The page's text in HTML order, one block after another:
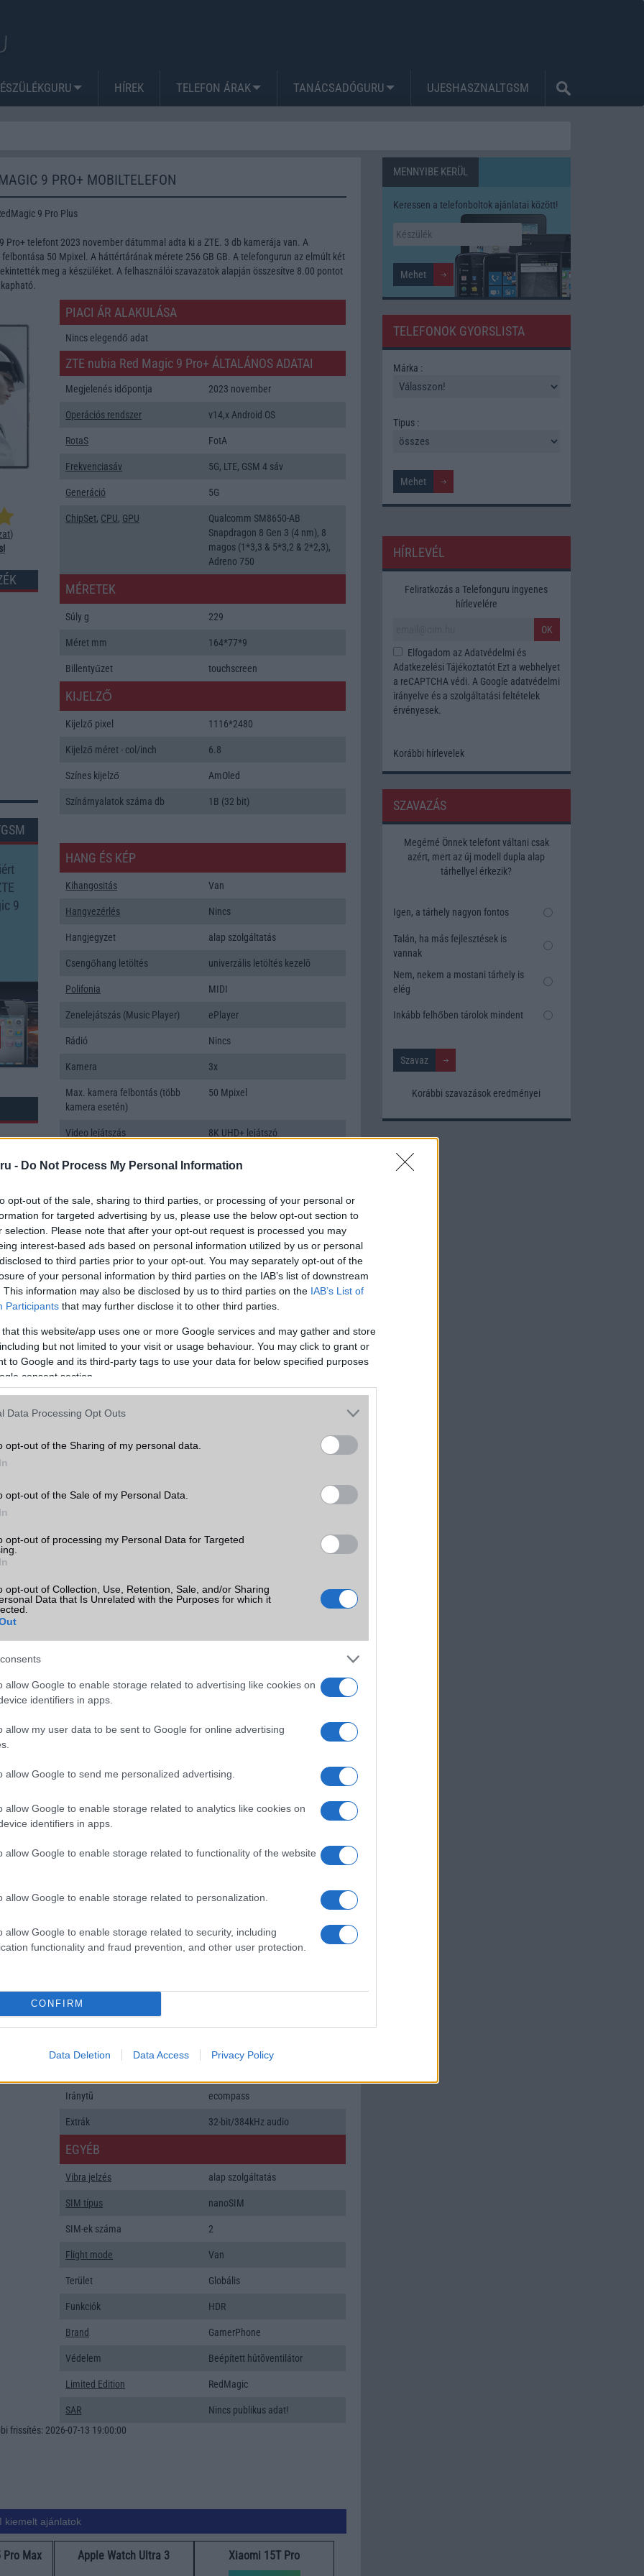
- Do Not Process My Personal Information
opt-out of the sale, sharing to third parties, or processing of your personal or
for targeted advertising by us, please use the below opt-out section to
selection. Please note that after your opt-out request is processed you may
interest-based ads based on personal information utilized by us or personal
to third parties prior to your opt-out. You may separately opt-out of the
of your personal information by third parties on the IAB’s list of downstream
This information may also be disclosed by us to third parties on the IAB’s List of
Participants that may further disclose it to other third parties.
that this website/app uses one or more Google services and may gather and store
but not limited to your visit or usage behaviour. You may click to grant or
to Google and its third-party tags to use your data for below specified purposes
consent section.
Data Processing Opt Outs
opt-out of the Sharing of my personal data.
opt-out of the Sale of my Personal Data.
opt-out of processing my Personal Data for Targeted
opt-out of Collection, Use, Retention, Sale, and/or Sharing
Data that Is Unrelated with the Purposes for which it
allow Google to enable storage related to advertising like cookies on
identifiers in apps.
allow my user data to be sent to Google for online advertising
allow Google to send me personalized advertising.
allow Google to enable storage related to analytics like cookies on
identifiers in apps.
allow Google to enable storage related to functionality of the website
allow Google to enable storage related to personalization.
allow Google to enable storage related to security, including
functionality and fraud prevention, and other user protection.
CONFIRM
Data Deletion Data Access Privacy Policy
HÍREK TELEFON ÁRAK TANÁCSADÓGURU UJESHASZNALTGSM
9 PRO+ MOBILTELEFON
9 Pro Plus
Pro+ telefont 2023 november dátummal adta ki a ZTE. 3 db kamerája van. A
50 Mpixel. A háttértárának mérete 256 GB GB. A telefongurun az elmúlt két
meg a készüléket. A felhasználói szavazatok alapján összesítve 8.00 pontot
)
9
6
árak
PIACI ÁR ALAKULÁSA
Nincs elegendő adat
ZTE nubia Red Magic 9 Pro+ ÁLTALÁNOS ADATAI
Megjelenés időpontja 2023 november
Operációs rendszer v14,x Android OS
RotaS FotA
Frekvenciasáv 5G, LTE, GSM 4 sáv
Generáció 5G
ChipSet, CPU, GPU
Qualcomm SM8650-AB
Snapdragon 8 Gen 3 (4 nm), 8
magos (1*3,3 & 5*3,2 & 2*2,3),
Adreno 750
MÉRETEK
Súly g 229
Méret mm 164*77*9
Billentyűzet touchscreen
KIJELZŐ
Kijelző pixel 1116*2480
Kijelző méret - col/inch 6.8
Színes kijelző AmOled
Színárnyalatok száma db 1B (32 bit)
HANG ÉS KÉP
Kihangositás Van
Hangvezérlés Nincs
Hangjegyzet alap szolgáltatás
Csengőhang letöltés univerzális letöltés kezelõ
Polifonia MIDI
Zenelejátszás (Music Player) ePlayer
Rádió Nincs
Kamera 3x
Max. kamera felbontás (több
kamera esetén)
50 Mpixel
Video lejátszás 8K UHD+ lejátszó
MEMÓRIA ÉS TÁRHELY
Min. memória 16 GB
Min. háttértár 256 GB
Memória bővíthetőség Nincs
ADATCSERE
EDGE Van
WAP
EMS/E-mail push eMail
Infraport
B/T extra
Wi-Fi HotSpot alap szolgáltatás
TV/USB kapcsolat OtG (On-the-Go USB)
BDS (Kína), Galileo (EU)
AKKUMULÁTOR
Típus Li-Polimer
Készenléti idő h /
Nincs
SNS integráció alap szolgáltatás
Organizer
Iránytũ ecompass
Extrák 32-bit/384kHz audio
EGYÉB
Vibra jelzés alap szolgáltatás
SIM típus nanoSIM
SIM-ek száma 2
Flight mode Van
Terület Globális
Funkciók HDR
Brand GamerPhone
Védelem Beépített hûtõventilátor
Limited Edition RedMagic
SAR
Nincs publikus adat!
frissítés: 2026-07-13 19:00:00
kiemelt ajánlatok
Pro Max Apple Watch Ultra 3 Xiaomi 15T Pro
MENNYIBE KERÜL
Keressen a telefonboltok ajánlatai között!
TELEFONOK GYORSLISTA
Márka :
Tipus :
HÍRLEVÉL
Feliratkozás a Telefonguru ingyenes
hírlevelére
OK
Elfogadom az Adatvédelmi és
Adatkezelési TájékoztatótEzt a webhelyet
a reCAPTCHA védi. A Google adatvédelmi
irányelve és a szolgáltatási feltételek
érvényesek.
Korábbi hírlevelek
SZAVAZÁS
Megérné Önnek telefont váltani csak
azért, mert az új modell dupla alap
tárhellyel érkezik?
Igen, a tárhely nagyon fontos
Talán, ha más fejlesztések is
vannak
Nem, nekem a mostani tárhely is
elég
Inkább felhőben tárolok mindent
Korábbi szavazások eredményei